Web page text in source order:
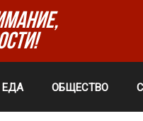
ЕДА ОБЩЕСТВО